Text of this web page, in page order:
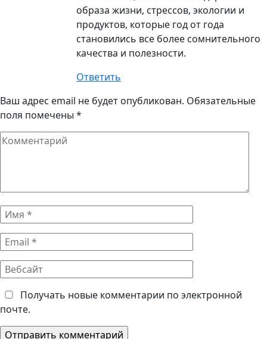
Читать далее
Кукуруза, кукурузные рыльца и
витамин К: полезные свойства...
Вы знаете чем полезна кукуруза? Нет?
Читать далее
овощи полезны, …
Читать далее
Хлорофилл Лайм в стиках...
Читать далее